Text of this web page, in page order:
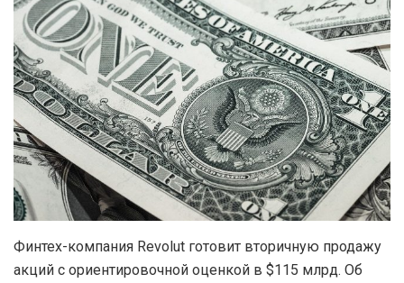
Финтех-компания Revolut готовит вторичную продажу
акций с ориентировочной оценкой в $115 млрд. Об